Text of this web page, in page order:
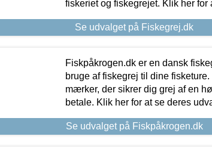
fiskeriet og fiskegrejet. Klik her for
Se udvalget på Fiskegrej.dk
Fiskpåkrogen.dk er en dansk
bruge af fiskegrej til dine
mærker, der sikrer dig grej af en
betale. Klik her for at se deres
Se udvalget på Fiskpåkrogen.dk